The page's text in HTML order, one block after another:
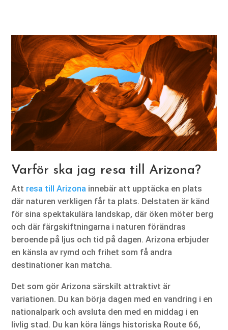
Varför ska jag resa till Arizona?
Att resa till Arizona innebär att upptäcka en plats
där naturen verkligen får ta plats. Delstaten är känd
för sina spektakulära landskap, där öken möter berg
och där färgskiftningarna i naturen förändras
beroende på ljus och tid på dagen. Arizona erbjuder
en känsla av rymd och frihet som få andra
destinationer kan matcha.
Det som gör Arizona särskilt attraktivt är
variationen. Du kan börja dagen med en vandring i en
nationalpark och avsluta den med en middag i en
livlig stad. Du kan köra längs historiska Route 66,